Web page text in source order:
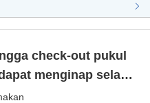
check-out pukul
menginap selama